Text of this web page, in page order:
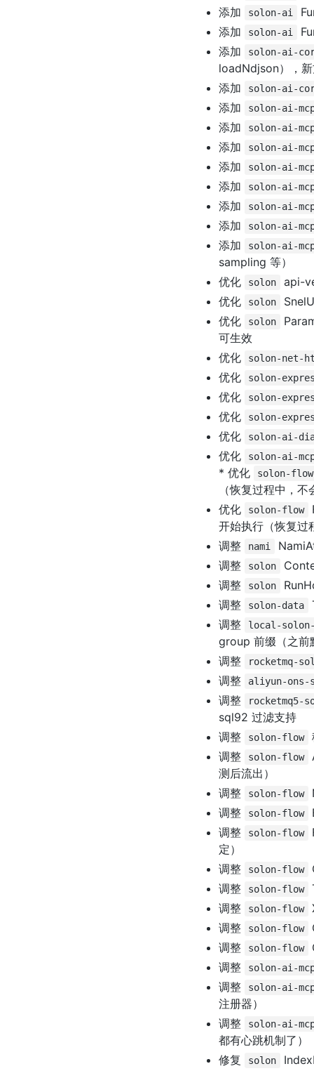
添加
solon-ai
添加
solon-ai
添加
solon-ai-
loadNdjson），
添加
solon-ai-
添加 solon-ai-
添加 solon-ai-
添加 solon-ai-
添加 solon-ai-
添加 solon-ai-
添加 solon-ai-
添加 solon-ai-
添加 solon-ai-
sampling 等）
优化
solon
api-
优化
solon
优化
solon
可生效
优化
solon-net-
优化 solon-
优化 solon-
优化 solon-
优化 solon-ai-
优化 solon-ai-
* 优化 solon-flow
（恢复过程中，
优化
solon-flow
开始执行（恢复过
调整
nami
调整
solon
调整
solon
调整
solon-data
调整
local-
group 前缀（之前
调整
rocketmq-
调整 aliyun-ons-
调整 rocketmq5-
sql92 过滤支持
调整
solon-flow
调整
solon-flow
测后流出）
调整
solon-flow
调整
solon-flow
调整
solon-flow
定）
调整
solon-flow
调整
solon-flow
调整
solon-flow
调整
solon-flow
调整
solon-flow
调整
solon-ai-
调整 solon-ai-
注册器）
调整
solon-ai-
都有心跳机制了）
修复
solon